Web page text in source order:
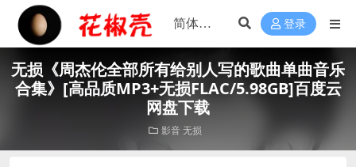
登录
无损《周杰伦全部所有给别人写的歌曲单曲音乐
合集》[高品质MP3+无损FLAC/5.98GB]百度云
网盘下载
影音 无损